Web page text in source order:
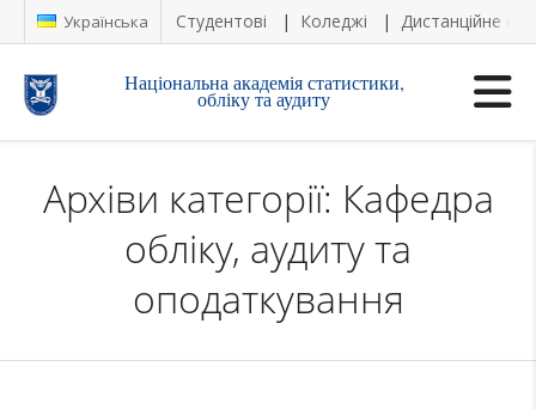
Українська Студентові Коледжі Дистанційне
Національна академія статистики,
обліку та аудиту
Архіви категорії: Кафедра
обліку, аудиту та
оподаткування